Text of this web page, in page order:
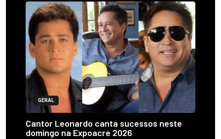
GERAL
Cantor Leonardo canta sucessos neste
domingo na Expoacre 2026